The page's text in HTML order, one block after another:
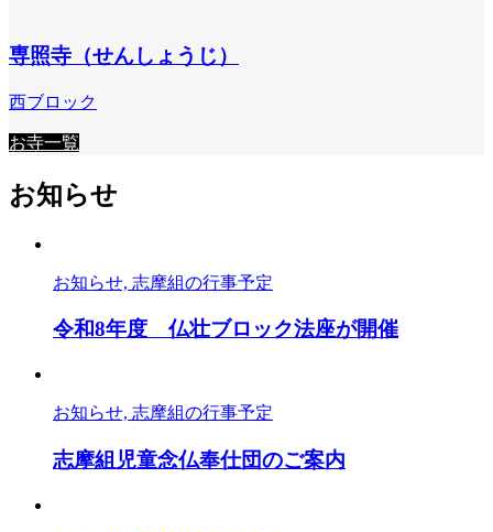
専照寺（せんしょうじ）
西ブロック
お寺一覧
お知らせ
お知らせ, 志摩組の行事予定
令和8年度 仏壮ブロック法座が開催
お知らせ, 志摩組の行事予定
志摩組児童念仏奉仕団のご案内